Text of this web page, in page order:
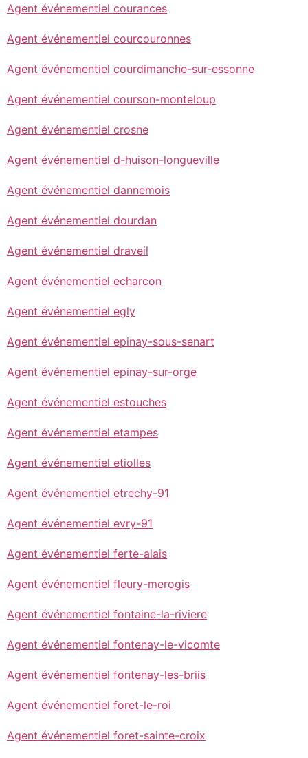
Agent événementiel courances
Agent événementiel courcouronnes
Agent événementiel courdimanche-sur-essonne
Agent événementiel courson-monteloup
Agent événementiel crosne
Agent événementiel d-huison-longueville
Agent événementiel dannemois
Agent événementiel dourdan
Agent événementiel draveil
Agent événementiel echarcon
Agent événementiel egly
Agent événementiel epinay-sous-senart
Agent événementiel epinay-sur-orge
Agent événementiel estouches
Agent événementiel etampes
Agent événementiel etiolles
Agent événementiel etrechy-91
Agent événementiel evry-91
Agent événementiel ferte-alais
Agent événementiel fleury-merogis
Agent événementiel fontaine-la-riviere
Agent événementiel fontenay-le-vicomte
Agent événementiel fontenay-les-briis
Agent événementiel foret-le-roi
Agent événementiel foret-sainte-croix